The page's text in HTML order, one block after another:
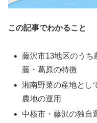
この記事でわかること
藤沢市13地区のうち
藤・葛原の特徴
湘南野菜の産地とし
農地の運用
中核市・藤沢の独自